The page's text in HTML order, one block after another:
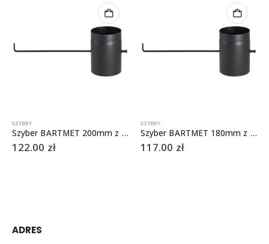
SZYBRY
Szyber BARTMET 200mm z długą sztangą
122.00 zł
SZYBRY
Szyber BARTMET 180mm z długą sztangą
117.00 zł
ADRES